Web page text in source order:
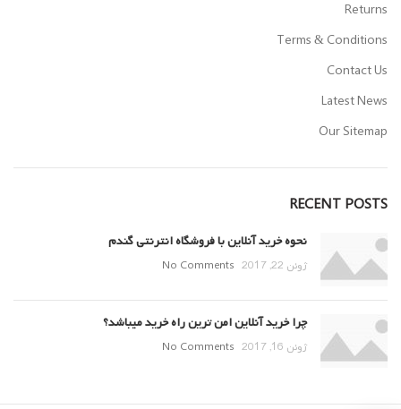
Returns
Terms & Conditions
Contact Us
Latest News
Our Sitemap
RECENT POSTS
نحوه خرید آنلاین با فروشگاه انترنتی گندم
ژوئن 22, 2017 No Comments
چرا خرید آنلاین امن ترین راه خرید میباشد؟
ژوئن 16, 2017 No Comments